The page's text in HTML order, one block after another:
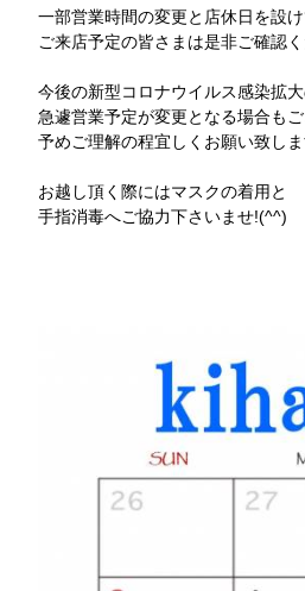
一部営業時間の変更と店休日を設
ご来店予定の皆さまは是非ご確認
今後の新型コロナウイルス感染拡
急遽営業予定が変更となる場合も
予めご理解の程宜しくお願い致しま
お越し頂く際にはマスクの着用と
手指消毒へご協力下さいませ!(^^)